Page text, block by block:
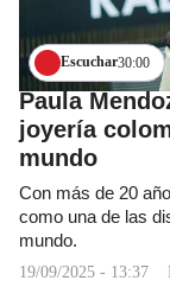
Escuchar30:00
Paula
joyería
mundo
Con más de 20
como una de las
mundo.
19/09/2025 - 13:37